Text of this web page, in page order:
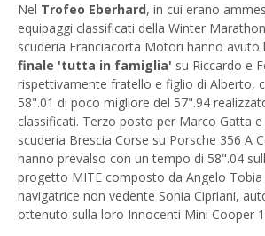
Nel Trofeo Eberhard, in cui erano
equipaggi classificati della Winter
scuderia Franciacorta Motori hanno avuto
finale 'tutta in famiglia' su Riccardo e
rispettivamente fratello e figlio di Alberto,
58".01 di poco migliore del 57".94
classificati. Terzo posto per Marco Gatta
scuderia Brescia Corse su Porsche 356 A
hanno prevalso con un tempo di 58".04
progetto MITE composto da Angelo Tobia
navigatrice non vedente Sonia Cipriani,
ottenuto sulla loro Innocenti Mini Cooper